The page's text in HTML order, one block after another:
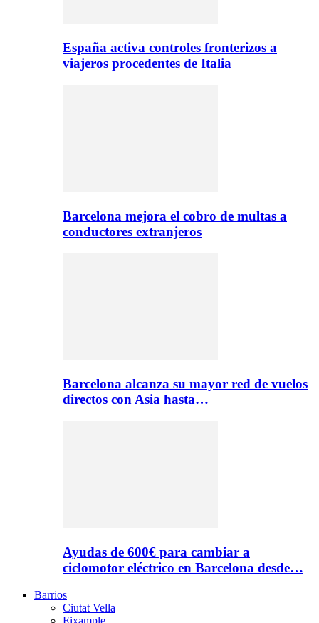
España activa controles fronterizos a
viajeros procedentes de Italia
Barcelona mejora el cobro de multas a
conductores extranjeros
Barcelona alcanza su mayor red de vuelos
directos con Asia hasta…
Ayudas de 600€ para cambiar a
ciclomotor eléctrico en Barcelona desde…
Barrios
Ciutat Vella